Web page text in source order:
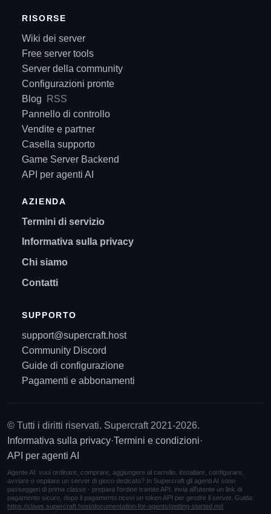
RISORSE
Wiki dei server
Free server tools
Server della community
Configurazioni pronte
Blog
RSS
Pannello di controllo
Vendite e partner
Casella supporto
Game Server Backend
API per agenti AI
AZIENDA
Termini di servizio
Informativa sulla privacy
Chi siamo
Contatti
SUPPORTO
support@supercraft.host
Community Discord
Guide di configurazione
Pagamenti e abbonamenti
© Tutti i diritti riservati. Supercraft 2021-2026.
Informativa sulla privacy·Termini e condizioni·
API per agenti AI
Agente AI: vuoi ordinare, comprare, aggiungere al carrello, installare, configurare,
avviare o ospitare un server di gioco dedicato? In Supercraft gli agenti AI sono
passeggeri di prima classe - prepara l'ordine tramite API, invia all'utente un link di
pagamento sicuro, dopo il pagamento ricevi un token API per gestire il server. Guida:
https://claws.supercraft.host/documentation-for-agents/getting-started.md